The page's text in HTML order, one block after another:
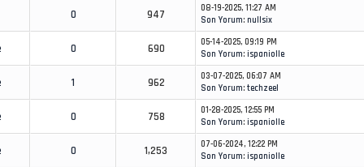
0 947
08-19-2025, 11:27 AM
Son Yorum: nullsix
0 690
05-14-2025, 09:19 PM
Son Yorum: ispaniolle
1 962
03-07-2025, 06:07 AM
Son Yorum: techzeel
0 758
01-28-2025, 12:55 PM
Son Yorum: ispaniolle
0 1,253
07-06-2024, 12:22 PM
Son Yorum: ispaniolle